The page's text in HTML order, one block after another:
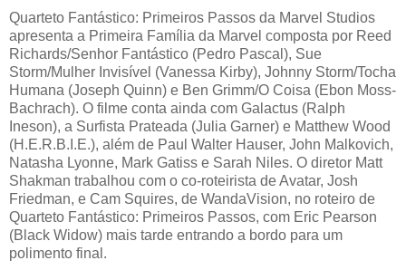
Quarteto Fantástico: Primeiros Passos da Marvel Studios
apresenta a Primeira Família da Marvel composta por Reed
Richards/Senhor Fantástico (Pedro Pascal), Sue
Storm/Mulher Invisível (Vanessa Kirby), Johnny Storm/Tocha
Humana (Joseph Quinn) e Ben Grimm/O Coisa (Ebon Moss-
Bachrach). O filme conta ainda com Galactus (Ralph
Ineson), a Surfista Prateada (Julia Garner) e Matthew Wood
(H.E.R.B.I.E.), além de Paul Walter Hauser, John Malkovich,
Natasha Lyonne, Mark Gatiss e Sarah Niles. O diretor Matt
Shakman trabalhou com o co-roteirista de Avatar, Josh
Friedman, e Cam Squires, de WandaVision, no roteiro de
Quarteto Fantástico: Primeiros Passos, com Eric Pearson
(Black Widow) mais tarde entrando a bordo para um
polimento final.